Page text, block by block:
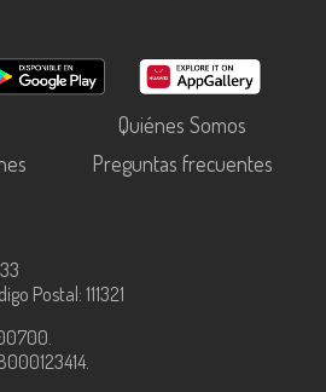
Quiénes Somos
Preguntas frecuentes
Postal: 111321